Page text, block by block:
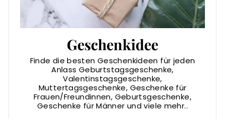
Geschenkidee
Finde die besten Geschenkideen für jeden
Anlass Geburtstagsgeschenke,
Valentinstagsgeschenke,
Muttertagsgeschenke, Geschenke für
Frauen/Freundinnen, Geburtsgeschenke,
Geschenke für Männer und viele mehr..